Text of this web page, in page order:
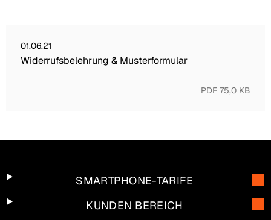
Widerrufsbelehrung &amp; Musterformular vom
01.06.21
Widerrufsbelehrung & Musterformular
PDF 75,0 KB
SMARTPHONE-TARIFE
KUNDEN BEREICH